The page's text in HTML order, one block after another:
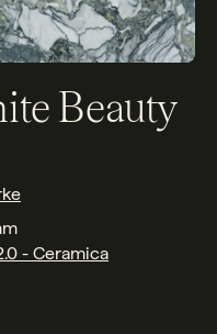
Beauty
- Ceramica